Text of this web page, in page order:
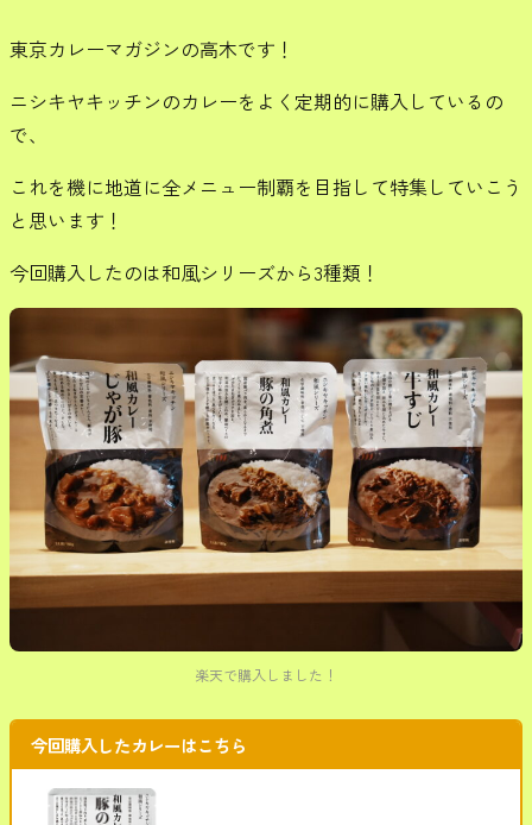
東京カレーマガジンの高木です！
ニシキヤキッチンのカレーをよく定期的に購入しているの
で、
これを機に地道に全メニュー制覇を目指して特集していこう
と思います！
今回購入したのは和風シリーズから3種類！
楽天で購入しました！
今回購入したカレーはこちら